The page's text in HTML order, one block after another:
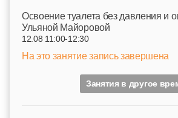
Освоение туалета без давления и
Ульяной Майоровой
12.08 11:00-12:30
На это занятие запись завершена
Занятия в другое